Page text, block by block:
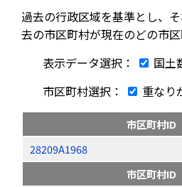
過去の行政区域を基準とし、
去の市区町村が現在のどの市
表示データ選択：
国土
市区町村選択：
重なり
市区町村ID
28209A1968
市区町村ID